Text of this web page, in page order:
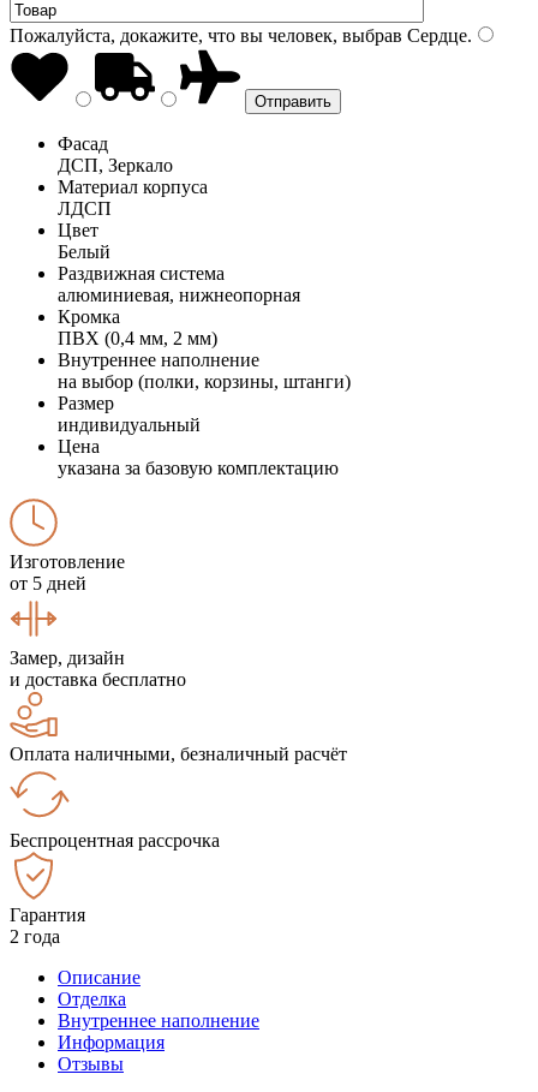
Пожалуйста, докажите, что вы человек, выбрав Сердце.
Фасад
ДСП, Зеркало
Материал корпуса
ЛДСП
Цвет
Белый
Раздвижная система
алюминиевая, нижнеопорная
Кромка
ПВХ (0,4 мм, 2 мм)
Внутреннее наполнение
на выбор (полки, корзины, штанги)
Размер
индивидуальный
Цена
указана за базовую комплектацию
Изготовление
от 5 дней
Замер, дизайн
и доставка бесплатно
Оплата наличными, безналичный расчёт
Беспроцентная рассрочка
Гарантия
2 года
Описание
Отделка
Внутреннее наполнение
Информация
Отзывы